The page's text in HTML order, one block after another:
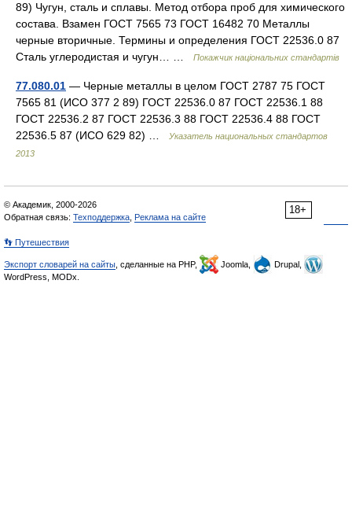
89) Чугун, сталь и сплавы. Метод отбора проб для химического
состава. Взамен ГОСТ 7565 73 ГОСТ 16482 70 Металлы
черные вторичные. Термины и определения ГОСТ 22536.0 87
Сталь углеродистая и чугун… …
Покажчик національних стандартів
77.080.01 — Черные металлы в целом ГОСТ 2787 75 ГОСТ
7565 81 (ИСО 377 2 89) ГОСТ 22536.0 87 ГОСТ 22536.1 88
ГОСТ 22536.2 87 ГОСТ 22536.3 88 ГОСТ 22536.4 88 ГОСТ
22536.5 87 (ИСО 629 82) …
Указатель национальных стандартов
2013
18+
© Академик, 2000-2026
Обратная связь: Техподдержка Реклама на сайте
👣 Путешествия
Экспорт словарей на сайты , сделанные на PHP, Joomla,
Drupal,
WordPress, MODx.